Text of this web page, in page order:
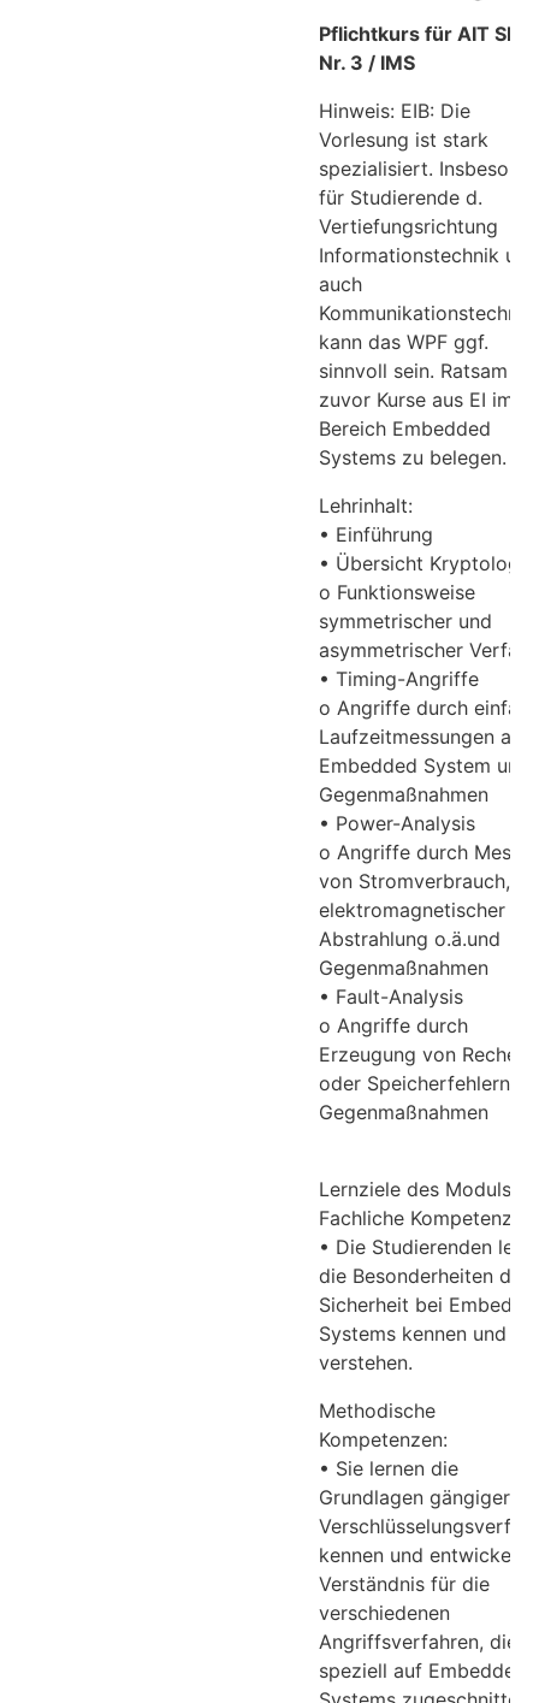
Pflichtkurs für AIT SPO
Nr. 3 / IMS
Hinweis: EIB: Die
Vorlesung ist stark
spezialisiert.
für Studierende d.
Vertiefungsrichtung
Informationstechnik und
auch
Kommunikationstechnik
kann das WPF ggf.
sinnvoll sein. Ratsam ist
zuvor Kurse aus EI im
Bereich Embedded
Systems zu belegen.
Lehrinhalt:
• Einführung
• Übersicht Kryptologie
o Funktionsweise
symmetrischer und
asymmetrischer
• Timing-Angriffe
o Angriffe durch
Laufzeitmessungen am
Embedded System und
Gegenmaßnahmen
• Power-Analysis
o Angriffe durch
von Stromverbrauch,
elektromagnetischer
Abstrahlung o.ä.und
Gegenmaßnahmen
• Fault-Analysis
o Angriffe durch
Erzeugung von Rechen-
oder Speicherfehlern
Gegenmaßnahmen
Lernziele des Moduls:
Fachliche Kompetenzen:
• Die Studierenden
die Besonderheiten der
Sicherheit bei
Systems kennen und
verstehen.
Methodische
Kompetenzen:
• Sie lernen die
Grundlagen gängiger
kennen und entwickeln
Verständnis für die
verschiedenen
Angriffsverfahren, die
speziell auf Embedded